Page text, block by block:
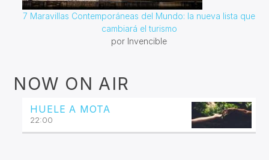
7 Maravillas Contemporáneas del Mundo: la nueva lista que
cambiará el turismo
por Invencible
NOW ON AIR
HUELE A MOTA
22:00